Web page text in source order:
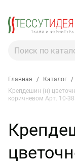
Главная / Каталог /
Крепдешин (н)
коричневом Арт. 10-